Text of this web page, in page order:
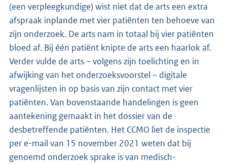
(een verpleegkundige) wist niet dat de arts een extra
afspraak inplande met vier patiënten ten behoeve van
zijn onderzoek. De arts nam in totaal bij vier patiënten
bloed af. Bij één patiënt knipte de arts een haarlok af.
Verder vulde de arts – volgens zijn toelichting en in
afwijking van het onderzoeksvoorstel – digitale
vragenlijsten in op basis van zijn contact met vier
patiënten. Van bovenstaande handelingen is geen
aantekening gemaakt in het dossier van de
desbetreffende patiënten. Het CCMO liet de inspectie
per e-mail van 15 november 2021 weten dat bij
genoemd onderzoek sprake is van medisch-